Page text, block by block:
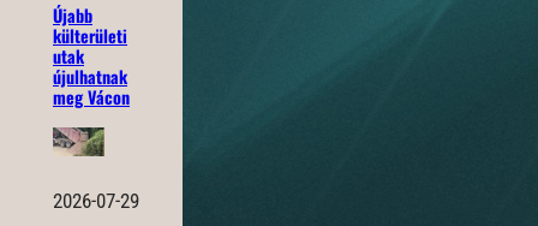
Újabb
külterületi
utak
újulhatnak
meg Vácon
2026-07-29